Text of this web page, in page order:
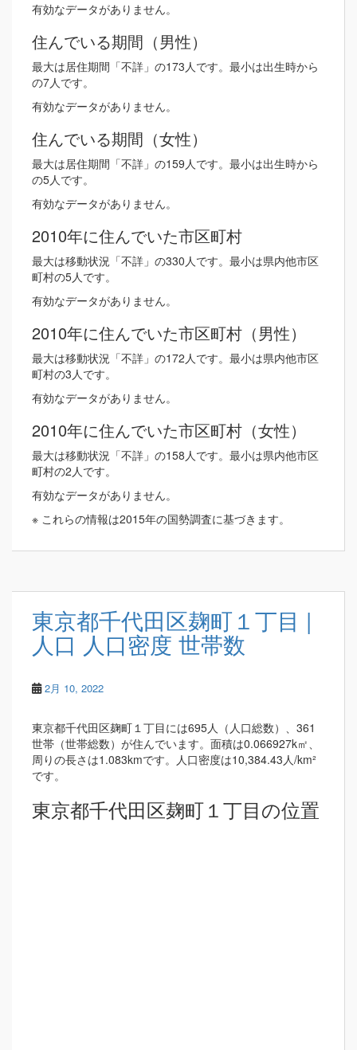
有効なデータがありません。
住んでいる期間（男性）
最大は居住期間「不詳」の173人です。最小は出生時から
の7人です。
有効なデータがありません。
住んでいる期間（女性）
最大は居住期間「不詳」の159人です。最小は出生時から
の5人です。
有効なデータがありません。
2010年に住んでいた市区町村
最大は移動状況「不詳」の330人です。最小は県内他市区
町村の5人です。
有効なデータがありません。
2010年に住んでいた市区町村（男性）
最大は移動状況「不詳」の172人です。最小は県内他市区
町村の3人です。
有効なデータがありません。
2010年に住んでいた市区町村（女性）
最大は移動状況「不詳」の158人です。最小は県内他市区
町村の2人です。
有効なデータがありません。
※ これらの情報は2015年の国勢調査に基づきます。
東京都千代田区麹町１丁目 |
人口 人口密度 世帯数
2月 10, 2022
東京都千代田区麹町１丁目には695人（人口総数）、361
世帯（世帯総数）が住んでいます。面積は0.066927k㎡、
周りの長さは1.083kmです。人口密度は10,384.43人/km²
です。
東京都千代田区麹町１丁目の位置